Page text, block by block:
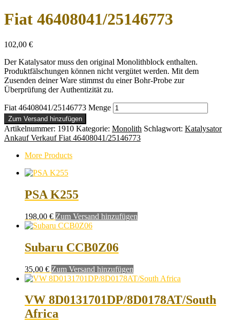
Fiat 46408041/25146773
102,00 €
Der Katalysator muss den original Monolithblock enthalten.
Produktfälschungen können nicht vergütet werden. Mit dem
Zusenden deiner Ware stimmst du einer Bohr-Probe zur
Überprüfung der Authentizität zu.
Fiat 46408041/25146773 Menge
Zum Versand hinzufügen
Artikelnummer: 1910 Kategorie: Monolith Schlagwort: Katalysator
Ankauf Verkauf Fiat 46408041/25146773
More Products
PSA K255
198,00 € Zum Versand hinzufügen
Subaru CCB0Z06
35,00 € Zum Versand hinzufügen
VW 8D0131701DP/8D0178AT/South
Africa